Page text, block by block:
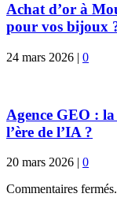
Achat d’or à
pour vos bijoux
24 mars 2026 | 0
Agence GEO :
l’ère de l’IA ?
20 mars 2026 | 0
Commentaires fermés.